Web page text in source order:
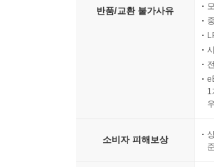
반품/교환 불가사유
1
소비자 피해보상